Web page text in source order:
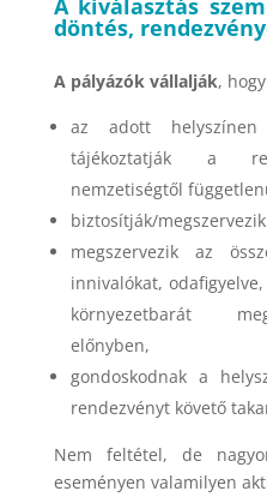
A kiválasztás
döntés,
A pályázók vállalják, hogy
az adott helyszínen
tájékoztatják a
nemzetiségtől
biztosítják/
megszervezik az
innivalókat,
környezetbarát
előnyben,
gondoskodnak a
rendezvényt követő
Nem feltétel, de
eseményen valamilyen